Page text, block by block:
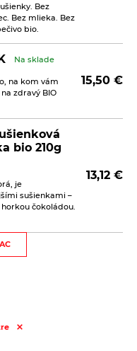
Bez
Bez mlieka. Bez
bio.
Na sklade
na kom vám
zdravý BIO
15,50 €
bio 210g
je
sušienkami –
čokoládou.
13,12 €
kokosom
bio
tuku.
bieleho cukru.